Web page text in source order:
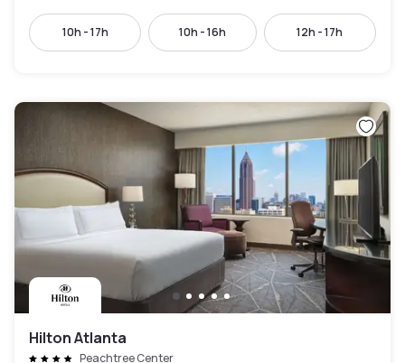
10h - 17h 10h - 16h 12h - 17h
Hilton Atlanta
Peachtree Center